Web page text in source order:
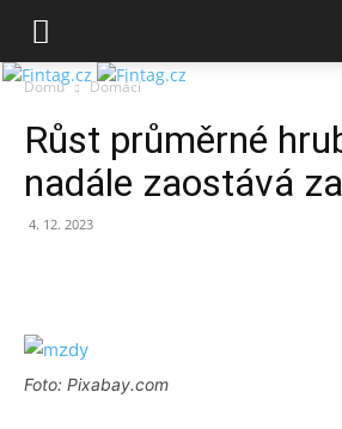
Domů Domácí
Růst průměrné
nadále zaostává
4. 12. 2023
Foto: Pixabay.com